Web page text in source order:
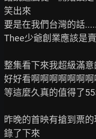
笑出來
要是在我們台灣的話
Thee少爺創業應該是
整集看下來我超級滿
好好看啊啊啊啊啊啊啊
等這麼久真的值得了
昨晚的首映有搶到票
錄了下來